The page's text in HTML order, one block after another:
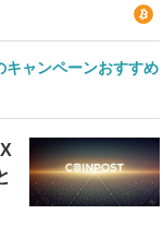
キャンペーンおすすめ